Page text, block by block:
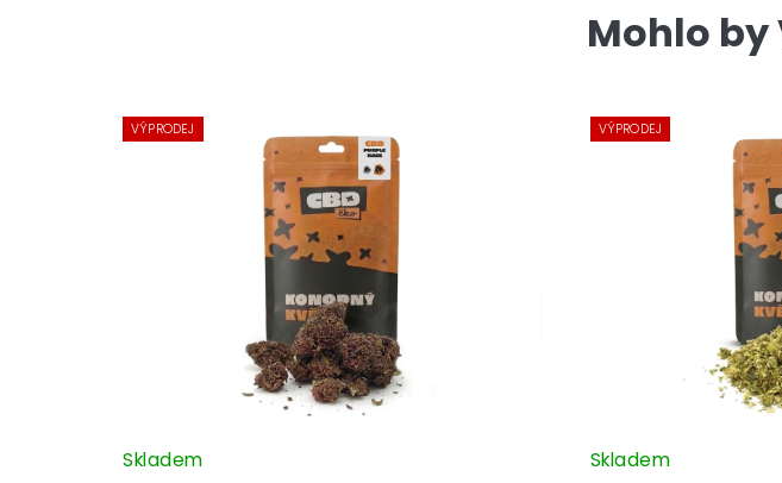
Mohlo
VÝPRODEJ
Skladem
VÝPRODEJ
Skladem